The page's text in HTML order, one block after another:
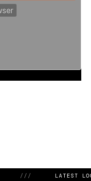
/// LATEST